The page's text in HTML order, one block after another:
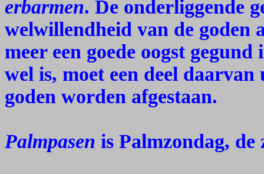
erbarmen. De onderliggende
welwillendheid van de goden
meer een goede oogst
wel is, moet een deel
goden worden afgestaan.
Palmpasen is Palmzondag, de